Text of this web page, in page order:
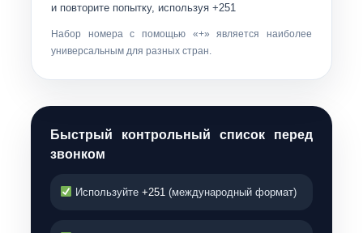
и повторите попытку, используя+251
Набор номера с помощью «+» является наиболее
универсальным для разных стран.
Быстрый контрольный список перед
звонком
Используйте+251 (международный формат)